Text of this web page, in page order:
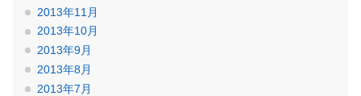
2013年11月
2013年10月
2013年9月
2013年8月
2013年7月